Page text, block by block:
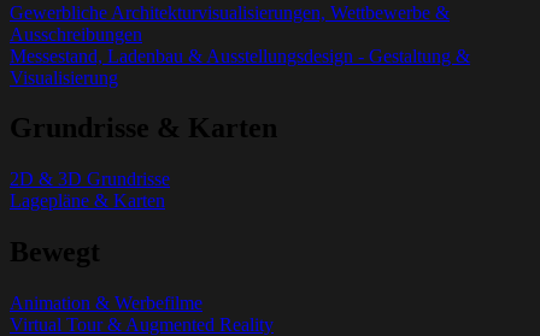
Gewerbliche Architekturvisualisierungen, Wettbewerbe &
Ausschreibungen
Messestand, Ladenbau & Ausstellungsdesign - Gestaltung &
Visualisierung
Grundrisse & Karten
2D & 3D Grundrisse
Lagepläne & Karten
Bewegt
Animation & Werbefilme
Virtual Tour & Augmented Reality